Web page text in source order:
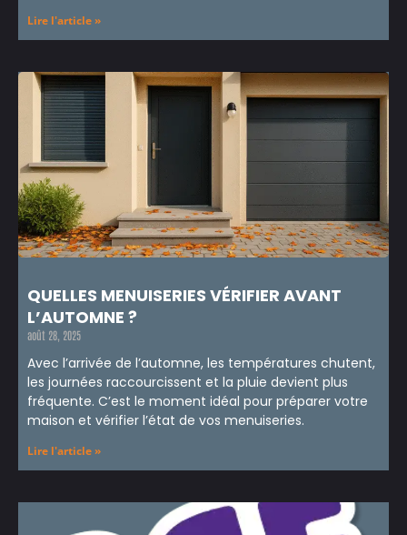
Lire l'article »
QUELLES MENUISERIES VÉRIFIER AVANT
L’AUTOMNE ?
août 28, 2025
Avec l’arrivée de l’automne, les températures chutent,
les journées raccourcissent et la pluie devient plus
fréquente. C’est le moment idéal pour préparer votre
maison et vérifier l’état de vos menuiseries.
Lire l'article »